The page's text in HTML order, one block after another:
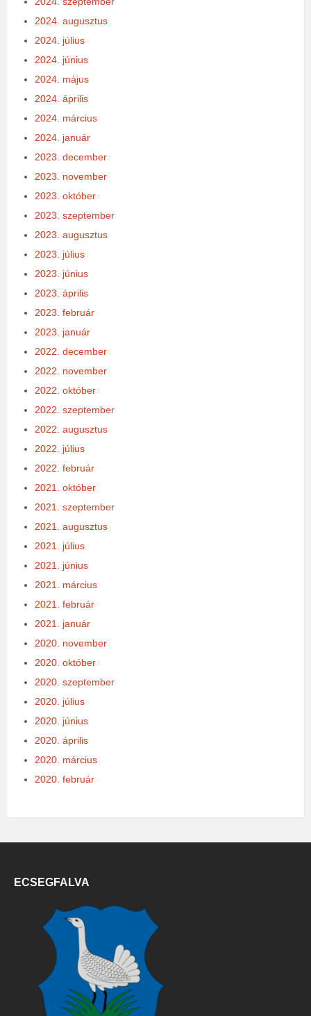
2024. augusztus
2024. július
2024. június
2024. május
2024. április
2024. március
2024. január
2023. december
2023. november
2023. október
2023. szeptember
2023. augusztus
2023. július
2023. június
2023. április
2023. február
2023. január
2022. december
2022. november
2022. október
2022. szeptember
2022. augusztus
2022. július
2022. február
2021. október
2021. szeptember
2021. augusztus
2021. július
2021. június
2021. március
2021. február
2021. január
2020. november
2020. október
2020. szeptember
2020. július
2020. június
2020. április
2020. március
2020. február
ECSEGFALVA